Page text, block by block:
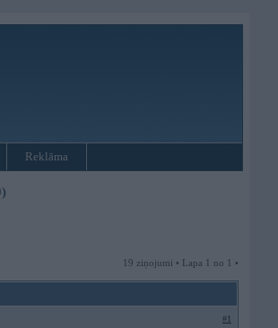
Reklāma
19 ziņojumi • Lapa 1 no 1 •
#1